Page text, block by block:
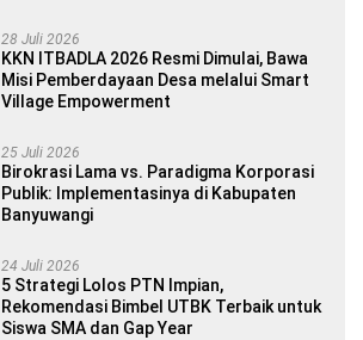
28 Juli 2026
KKN ITBADLA 2026 Resmi Dimulai, Bawa
Misi Pemberdayaan Desa melalui Smart
Village Empowerment
25 Juli 2026
Birokrasi Lama vs. Paradigma Korporasi
Publik: Implementasinya di Kabupaten
Banyuwangi
24 Juli 2026
5 Strategi Lolos PTN Impian,
Rekomendasi Bimbel UTBK Terbaik untuk
Siswa SMA dan Gap Year